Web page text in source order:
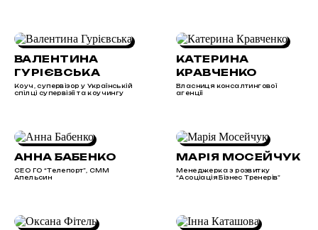
ВАЛЕНТИНА
ГУРІЄВСЬКА
Коуч, супервізор у Українській
спілці супервізії та коучингу
КАТЕРИНА
КРАВЧЕНКО
Власниця консалтингової
агенції
АННА БАБЕНКО
СЕО ГО “Телепорт”, СММ
Апельсин
МАРІЯ МОСЕЙЧУК
Менеджерка з розвитку
“Асоціація Бізнес Тренерів”